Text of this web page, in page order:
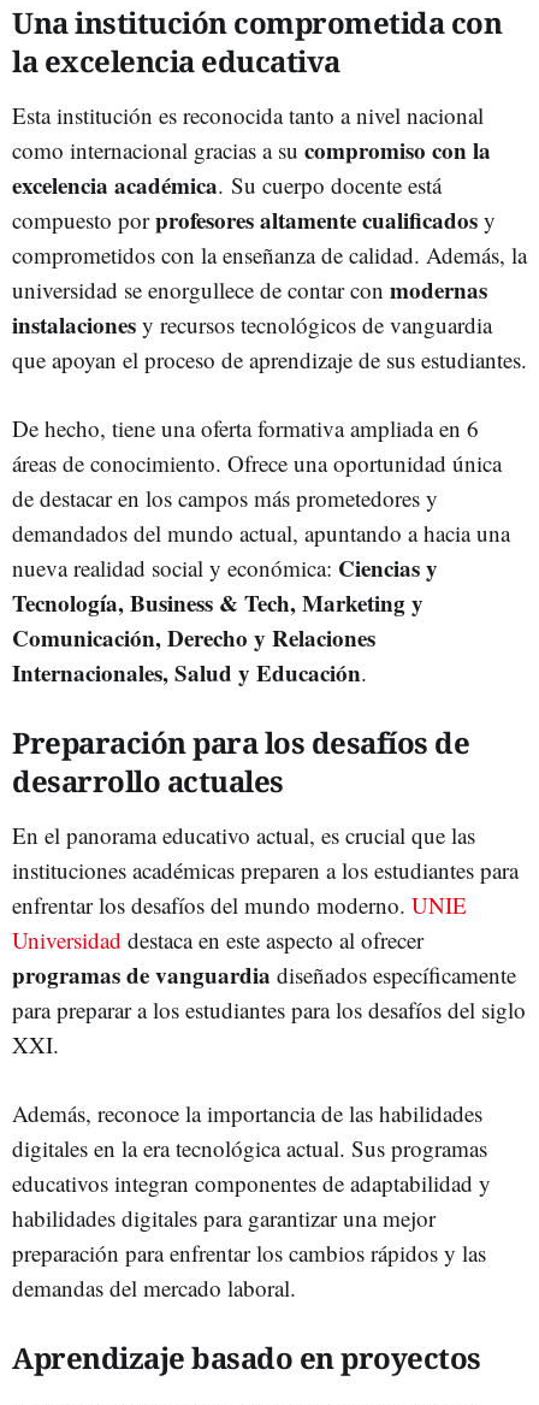
Una institución comprometida con
la excelencia educativa
Esta institución es reconocida tanto a nivel nacional
como internacional gracias a su compromiso con la
excelencia académica. Su cuerpo docente está
compuesto porprofesores altamente cualificados y
comprometidos con la enseñanza de calidad. Además, la
universidad se enorgullece de contar con modernas
instalaciones y recursos tecnológicos de vanguardia
que apoyan el proceso de aprendizaje de sus estudiantes.
De hecho, tiene una oferta formativa ampliada en 6
áreas de conocimiento. Ofrece una oportunidad única
de destacar en los campos más prometedores y
demandados del mundo actual, apuntando a hacia una
nueva realidad social y económica: Ciencias y
Tecnología, Business & Tech, Marketing y
Comunicación, Derecho y Relaciones
Internacionales, Salud y Educación.
Preparación para los desafíos de
desarrollo actuales
En el panorama educativo actual, es crucial que las
instituciones académicas preparen a los estudiantes para
enfrentar los desafíos del mundo moderno. UNIE
Universidad destaca en este aspecto al ofrecer
programas de vanguardia diseñados específicamente
para preparar a los estudiantes para los desafíos del siglo
XXI.
Además, reconoce la importancia de las habilidades
digitales en la era tecnológica actual. Sus programas
educativos integran componentes de adaptabilidad y
habilidades digitales para garantizar una mejor
preparación para enfrentar los cambios rápidos y las
demandas del mercado laboral.
Aprendizaje basado en proyectos